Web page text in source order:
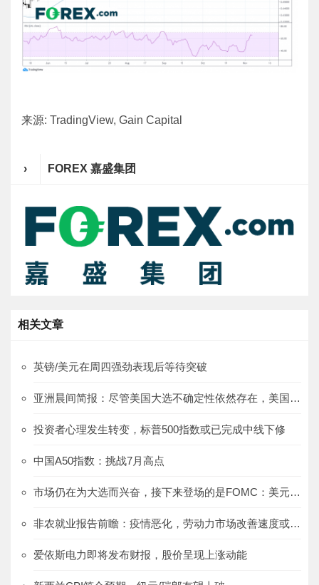
来源: TradingView, Gain Capital
› FOREX 嘉盛集团
相关文章
英镑/美元在周四强劲表现后等待突破
亚洲晨间简报：尽管美国大选不确定性依然存在，美国股市继续上涨
投资者心理发生转变，标普500指数或已完成中线下修
中国A50指数：挑战7月高点
市场仍在为大选而兴奋，接下来登场的是FOMC：美元/日元、澳元/日元、欧元/日元
非农就业报告前瞻：疫情恶化，劳动力市场改善速度或放慢
爱依斯电力即将发布财报，股价呈现上涨动能